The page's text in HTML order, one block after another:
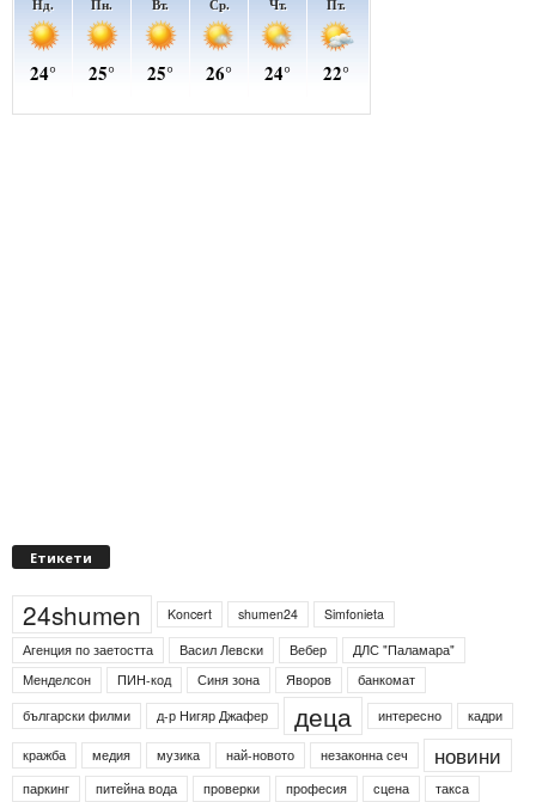
Етикети
24shumen Koncert shumen24
Simfonieta
Агенция по заетостта
Васил Левски Вебер
ДЛС "Паламара"
Менделсон
ПИН-код Синя зона Яворов
банкомат
български филми
д-р Нигяр Джафер деца интересно кадри
кражба медия музика най-новото незаконна сеч новини
паркинг питейна вода проверки професия сцена такса